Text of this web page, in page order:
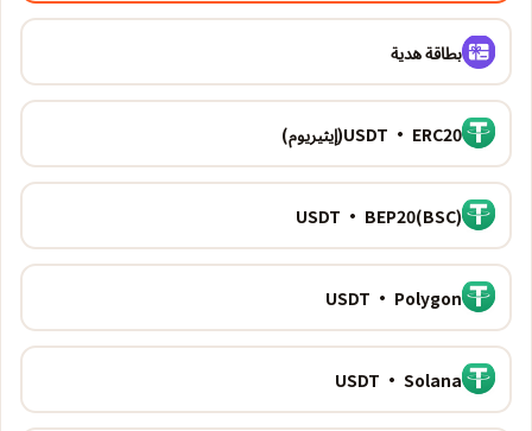
بطاقة هدية
USDT · ERC20(إيثيريوم)
USDT · BEP20(BSC)
USDT · Polygon
USDT · Solana